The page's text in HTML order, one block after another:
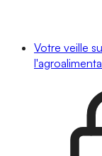
Votre veille